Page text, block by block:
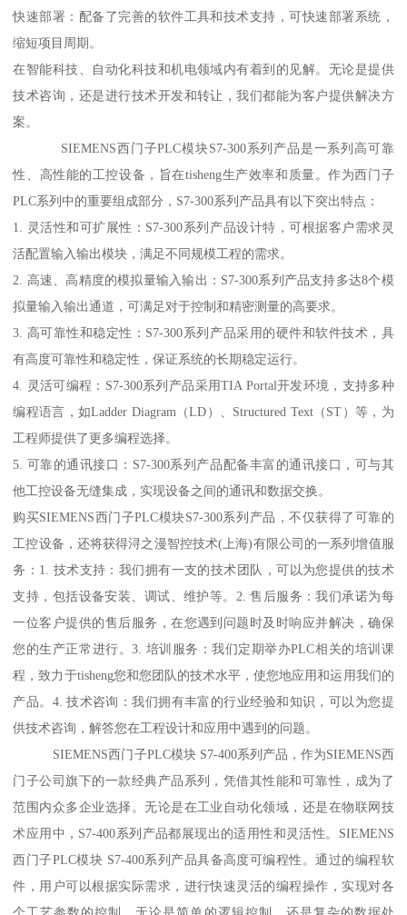
快速部署：配备了完善的软件工具和技术支持，可快速部署系统，
缩短项目周期。
在智能科技、自动化科技和机电领域内有着到的见解。无论是提供
技术咨询，还是进行技术开发和转让，我们都能为客户提供解决方
案。
SIEMENS西门子PLC模块S7-300系列产品是一系列高可靠
性、高性能的工控设备，旨在tisheng生产效率和质量。作为西门子
PLC系列中的重要组成部分，S7-300系列产品具有以下突出特点：
1. 灵活性和可扩展性：S7-300系列产品设计特，可根据客户需求灵
活配置输入输出模块，满足不同规模工程的需求。
2. 高速、高精度的模拟量输入输出：S7-300系列产品支持多达8个模
拟量输入输出通道，可满足对于控制和精密测量的高要求。
3. 高可靠性和稳定性：S7-300系列产品采用的硬件和软件技术，具
有高度可靠性和稳定性，保证系统的长期稳定运行。
4. 灵活可编程：S7-300系列产品采用TIA Portal开发环境，支持多种
编程语言，如Ladder Diagram（LD）、Structured Text（ST）等，为
工程师提供了更多编程选择。
5. 可靠的通讯接口：S7-300系列产品配备丰富的通讯接口，可与其
他工控设备无缝集成，实现设备之间的通讯和数据交换。
购买SIEMENS西门子PLC模块S7-300系列产品，不仅获得了可靠的
工控设备，还将获得浔之漫智控技术(上海)有限公司的一系列增值服
务：1. 技术支持：我们拥有一支的技术团队，可以为您提供的技术
支持，包括设备安装、调试、维护等。2. 售后服务：我们承诺为每
一位客户提供的售后服务，在您遇到问题时及时响应并解决，确保
您的生产正常进行。3. 培训服务：我们定期举办PLC相关的培训课
程，致力于tisheng您和您团队的技术水平，使您地应用和运用我们的
产品。4. 技术咨询：我们拥有丰富的行业经验和知识，可以为您提
供技术咨询，解答您在工程设计和应用中遇到的问题。
SIEMENS西门子PLC模块 S7-400系列产品，作为SIEMENS西
门子公司旗下的一款经典产品系列，凭借其性能和可靠性，成为了
范围内众多企业选择。无论是在工业自动化领域，还是在物联网技
术应用中，S7-400系列产品都展现出的适用性和灵活性。SIEMENS
西门子PLC模块 S7-400系列产品具备高度可编程性。通过的编程软
件，用户可以根据实际需求，进行快速灵活的编程操作，实现对各